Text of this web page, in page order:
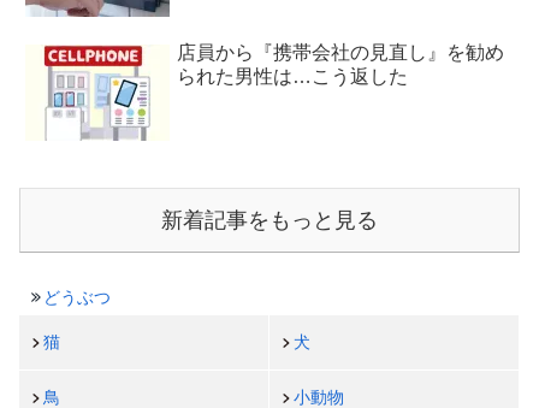
店員から『携帯会社の見直し』を勧め
られた男性は…こう返した
新着記事をもっと見る
どうぶつ
猫 犬
鳥 小動物